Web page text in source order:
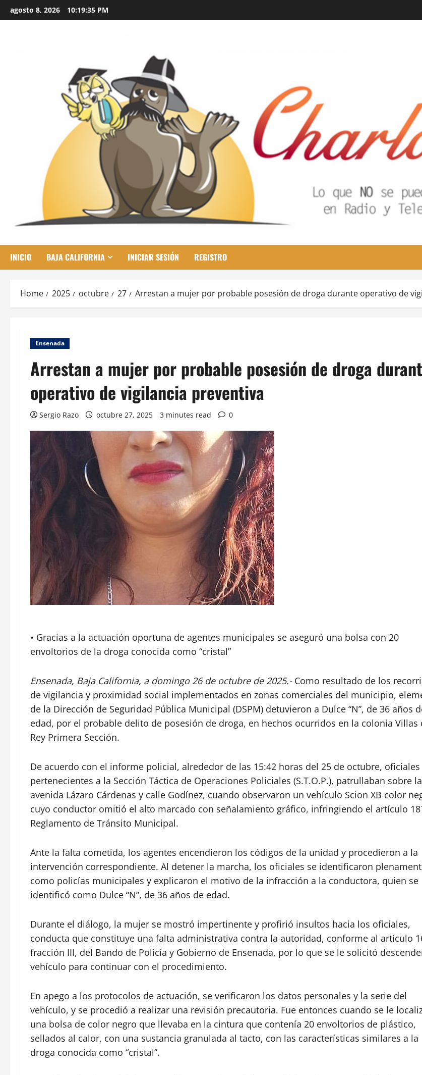
to
agosto 8, 2026 10:19:36 PM
INICIO BAJA CALIFORNIA INICIAR SESIÓN REGISTRO
Home 2025 octubre 27 Arrestan a mujer por probable posesión de droga durante operativo de
Ensenada
Arrestan a mujer por probable posesión de droga
operativo de vigilancia preventiva
Sergio Razo octubre 27, 2025 3 minutes read 0
• Gracias a la actuación oportuna de agentes municipales se aseguró una bolsa con 20
envoltorios de la droga conocida como “cristal”
Ensenada, Baja California, a domingo 26 de octubre de 2025.-Como resultado de los
de vigilancia y proximidad social implementados en zonas comerciales del municipio,
de la Dirección de Seguridad Pública Municipal (DSPM) detuvieron a Dulce “N”, de 36 años
edad, por el probable delito de posesión de droga, en hechos ocurridos en la colonia Villas
Rey Primera Sección.
De acuerdo con el informe policial, alrededor de las 15:42 horas del 25 de octubre, oficiales
pertenecientes a la Sección Táctica de Operaciones Policiales (S.T.O.P.), patrullaban sobre la
avenida Lázaro Cárdenas y calle Godínez, cuando observaron un vehículo Scion XB color
cuyo conductor omitió el alto marcado con señalamiento gráfico, infringiendo el artículo
Reglamento de Tránsito Municipal.
Ante la falta cometida, los agentes encendieron los códigos de la unidad y procedieron a la
intervención correspondiente. Al detener la marcha, los oficiales se identificaron
como policías municipales y explicaron el motivo de la infracción a la conductora, quien se
identificó como Dulce “N”, de 36 años de edad.
Durante el diálogo, la mujer se mostró impertinente y profirió insultos hacia los oficiales,
conducta que constituye una falta administrativa contra la autoridad, conforme al artículo
fracción III, del Bando de Policía y Gobierno de Ensenada, por lo que se le solicitó
vehículo para continuar con el procedimiento.
En apego a los protocolos de actuación, se verificaron los datos personales y la serie del
vehículo, y se procedió a realizar una revisión precautoria. Fue entonces cuando se le
una bolsa de color negro que llevaba en la cintura que contenía 20 envoltorios de plástico,
sellados al calor, con una sustancia granulada al tacto, con las características similares a la
droga conocida como “cristal”.